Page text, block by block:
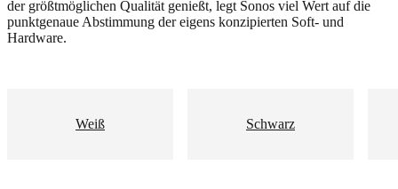
der größtmöglichen Qualität genießt, legt Sonos viel Wert auf die
punktgenaue Abstimmung der eigens konzipierten Soft- und
Hardware.
Weiß Schwarz